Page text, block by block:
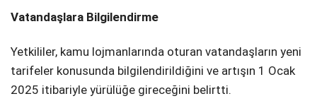
Vatandaşlara Bilgilendirme
Yetkililer, kamu lojmanlarında oturan vatandaşların yeni
tarifeler konusunda bilgilendirildiğini ve artışın 1 Ocak
2025 itibariyle yürülüğe gireceğini belirtti.